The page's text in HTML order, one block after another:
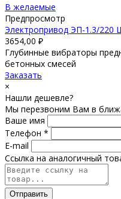
В желаемые
Предпросмотр
Электропривод ЭП-1.3/220
3654,00 ₽
Глубинные вибраторы
бетонных смесей
Заказать
×
Нашли дешевле?
Мы перезвоним Вам в
Ваше имя
Телефон *
E-mail
Ссылка на аналогичный
Отправить